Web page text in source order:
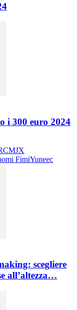
i 300 euro 2024
MJX
FimiYuneec
scegliere
all’altezza…